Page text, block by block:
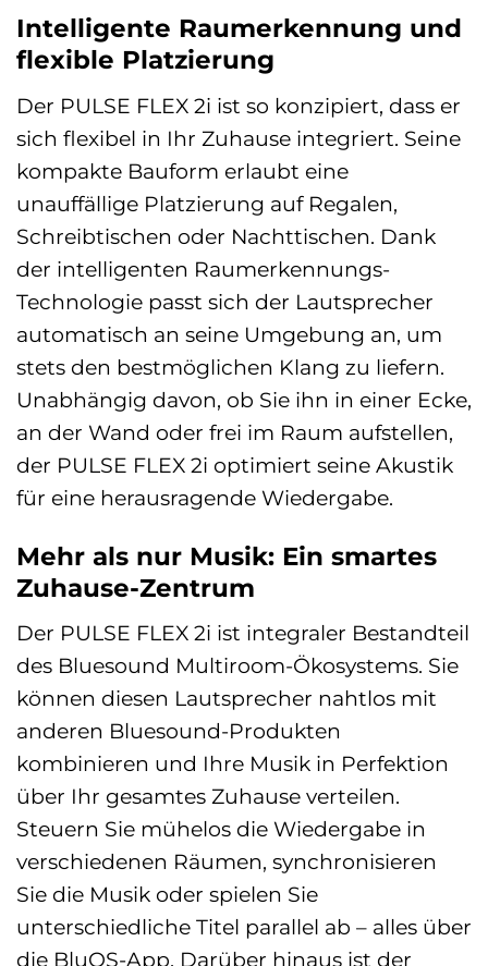
Intelligente Raumerkennung und
flexible Platzierung
Der PULSE FLEX 2i ist so konzipiert, dass er
sich flexibel in Ihr Zuhause integriert. Seine
kompakte Bauform erlaubt eine
unauffällige Platzierung auf Regalen,
Schreibtischen oder Nachttischen. Dank
der intelligenten Raumerkennungs-
Technologie passt sich der Lautsprecher
automatisch an seine Umgebung an, um
stets den bestmöglichen Klang zu liefern.
Unabhängig davon, ob Sie ihn in einer Ecke,
an der Wand oder frei im Raum aufstellen,
der PULSE FLEX 2i optimiert seine Akustik
für eine herausragende Wiedergabe.
Mehr als nur Musik: Ein smartes
Zuhause-Zentrum
Der PULSE FLEX 2i ist integraler Bestandteil
des Bluesound Multiroom-Ökosystems. Sie
können diesen Lautsprecher nahtlos mit
anderen Bluesound-Produkten
kombinieren und Ihre Musik in Perfektion
über Ihr gesamtes Zuhause verteilen.
Steuern Sie mühelos die Wiedergabe in
verschiedenen Räumen, synchronisieren
Sie die Musik oder spielen Sie
unterschiedliche Titel parallel ab – alles über
die BluOS-App. Darüber hinaus ist der